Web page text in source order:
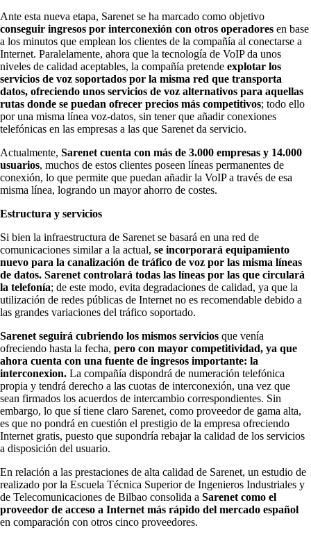
Ante esta nueva etapa, Sarenet se ha marcado como objetivo
conseguir ingresos por interconexión con otros operadores en base
a los minutos que emplean los clientes de la compañía al conectarse a
Internet. Paralelamente, ahora que la tecnología de VoIP da unos
niveles de calidad aceptables, la compañía pretende explotar los
servicios de voz soportados por la misma red que transporta
datos, ofreciendo unos servicios de voz alternativos para aquellas
rutas donde se puedan ofrecer precios más competitivos; todo ello
por una misma línea voz-datos, sin tener que añadir conexiones
telefónicas en las empresas a las que Sarenet da servicio.
Actualmente, Sarenet cuenta con más de 3.000 empresas y 14.000
usuarios, muchos de estos clientes poseen líneas permanentes de
conexión, lo que permite que puedan añadir la VoIP a través de esa
misma línea, logrando un mayor ahorro de costes.
Estructura y servicios
Si bien la infraestructura de Sarenet se basará en una red de
comunicaciones similar a la actual, se incorporará equipamiento
nuevo para la canalización de tráfico de voz por las misma líneas
de datos. Sarenet controlará todas las líneas por las que circulará
la telefonía; de este modo, evita degradaciones de calidad, ya que la
utilización de redes públicas de Internet no es recomendable debido a
las grandes variaciones del tráfico soportado.
Sarenet seguirá cubriendo los mismos servicios que venía
ofreciendo hasta la fecha, pero con mayor competitividad, ya que
ahora cuenta con una fuente de ingresos importante: la
interconexion. La compañía dispondrá de numeración telefónica
propia y tendrá derecho a las cuotas de interconexión, una vez que
sean firmados los acuerdos de intercambio correspondientes. Sin
embargo, lo que sí tiene claro Sarenet, como proveedor de gama alta,
es que no pondrá en cuestión el prestigio de la empresa ofreciendo
Internet gratis, puesto que supondría rebajar la calidad de los servicios
a disposición del usuario.
En relación a las prestaciones de alta calidad de Sarenet, un estudio de
realizado por la Escuela Técnica Superior de Ingenieros Industriales y
de Telecomunicaciones de Bilbao consolida a Sarenet como el
proveedor de acceso a Internet más rápido del mercado español
en comparación con otros cinco proveedores.